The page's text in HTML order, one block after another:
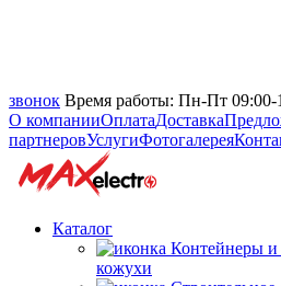
звонок Время работы: Пн-Пт 09:00-
О компанииОплатаДоставка
партнеровУслугиФотогалерея
Каталог
кожухи